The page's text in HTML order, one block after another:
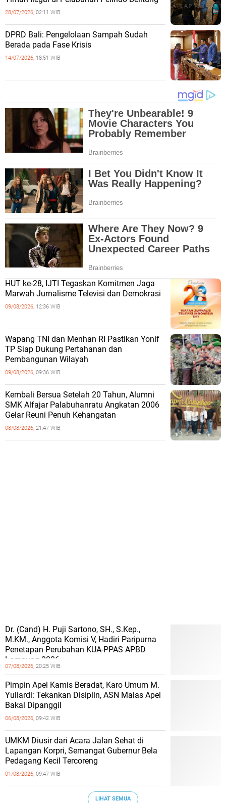
28/07/2026, 02:11 WIB
DPRD Bali: Pengelolaan Sampah Sudah
Berada pada Fase Krisis
14/07/2026, 18:51 WIB
HUT ke-28, IJTI Tegaskan Komitmen Jaga
Marwah Jurnalisme Televisi dan Demokrasi
09/08/2026, 12:36 WIB
Wapang TNI dan Menhan RI Pastikan Yonif
TP Siap Dukung Pertahanan dan
Pembangunan Wilayah
09/08/2026, 09:36 WIB
Kembali Bersua Setelah 20 Tahun, Alumni
SMK Alfajar Palabuhanratu Angkatan 2006
Gelar Reuni Penuh Kehangatan
08/08/2026, 21:47 WIB
Dr. (Cand) H. Puji Sartono, SH., S.Kep.,
M.KM., Anggota Komisi V, Hadiri Paripurna
Penetapan Perubahan KUA-PPAS APBD
Lampung 2026
07/08/2026, 20:25 WIB
Pimpin Apel Kamis Beradat, Karo Umum M.
Yuliardi: Tekankan Disiplin, ASN Malas Apel
Bakal Dipanggil
06/08/2026, 09:42 WIB
UMKM Diusir dari Acara Jalan Sehat di
Lapangan Korpri, Semangat Gubernur Bela
Pedagang Kecil Tercoreng
01/08/2026, 09:47 WIB
LIHAT SEMUA